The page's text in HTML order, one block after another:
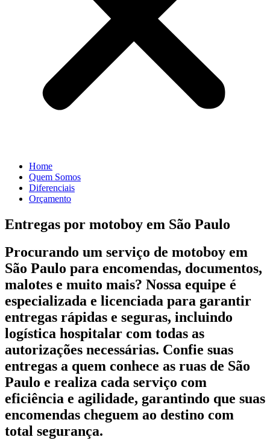
Home
Quem Somos
Diferenciais
Orçamento
Entregas por motoboy em São Paulo
Procurando um serviço de motoboy em
São Paulo para encomendas, documentos,
malotes e muito mais? Nossa equipe é
especializada e licenciada para garantir
entregas rápidas e seguras, incluindo
logística hospitalar com todas as
autorizações necessárias. Confie suas
entregas a quem conhece as ruas de São
Paulo e realiza cada serviço com
eficiência e agilidade, garantindo que suas
encomendas cheguem ao destino com
total segurança.